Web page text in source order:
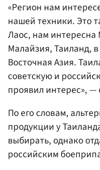
«Регион нам
нашей техники. Это
Лаос, нам
Малайзия, Таиланд,
Восточная Азия.
советскую и
проявил интерес»,
По его словам,
продукции у
выбирать, однако
российским